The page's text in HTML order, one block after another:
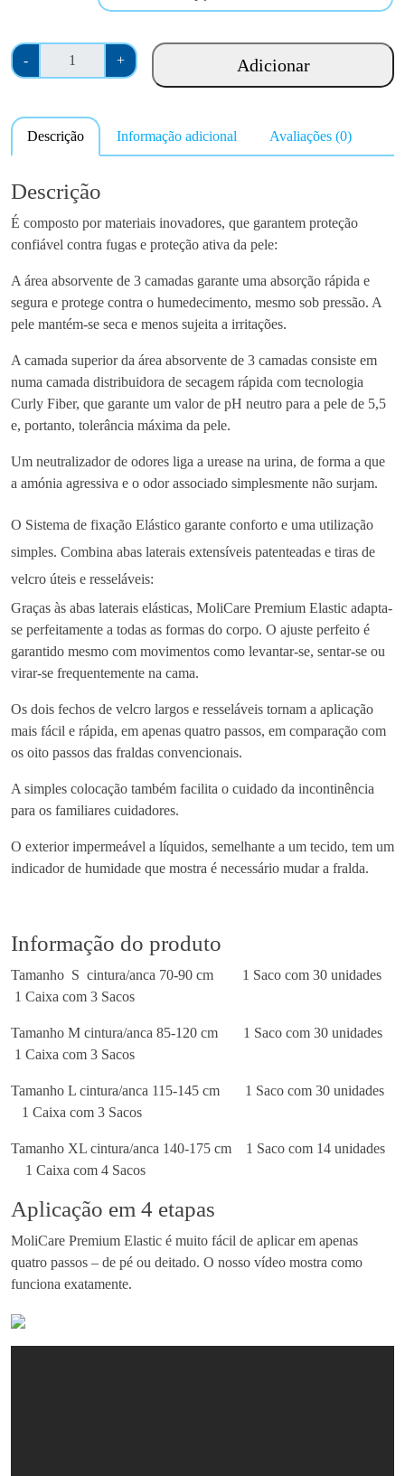
u
€
0
-
Q
u
n
i
d
a
d
e
e
M
o
i
c
a
e
®
r
e
u
m
E
a
c
7
o
t
+ Adicionar
Descrição Informação adicional Avaliações (0)
Descrição
É composto por materiais inovadores, que garantem proteção
confiável contra fugas e proteção ativa da pele:
A área absorvente de 3 camadas garante uma absorção rápida e
segura e protege contra o humedecimento, mesmo sob pressão. A
pele mantém-se seca e menos sujeita a irritações.
A camada superior da área absorvente de 3 camadas consiste em
numa camada distribuidora de secagem rápida com tecnologia
Curly Fiber, que garante um valor de pH neutro para a pele de 5,5
e, portanto, tolerância máxima da pele.
Um neutralizador de odores liga a urease na urina, de forma a que
a amónia agressiva e o odor associado simplesmente não surjam.
O Sistema de fixação Elástico garante conforto e uma utilização
simples. Combina abas laterais extensíveis patenteadas e tiras de
velcro úteis e resseláveis:
Graças às abas laterais elásticas, MoliCare Premium Elastic adapta-
se perfeitamente a todas as formas do corpo. O ajuste perfeito é
garantido mesmo com movimentos como levantar-se, sentar-se ou
virar-se frequentemente na cama.
Os dois fechos de velcro largos e resseláveis tornam a aplicação
mais fácil e rápida, em apenas quatro passos, em comparação com
os oito passos das fraldas convencionais.
A simples colocação também facilita o cuidado da incontinência
para os familiares cuidadores.
O exterior impermeável a líquidos, semelhante a um tecido, tem um
indicador de humidade que mostra é necessário mudar a fralda.
Informação do produto
Tamanho S cintura/anca 70-90 cm 1 Saco com 30 unidades
1 Caixa com 3 Sacos
Tamanho M cintura/anca 85-120 cm 1 Saco com 30 unidades
1 Caixa com 3 Sacos
Tamanho L cintura/anca 115-145 cm 1 Saco com 30 unidades
1 Caixa com 3 Sacos
Tamanho XL cintura/anca 140-175 cm 1 Saco com 14 unidades
1 Caixa com 4 Sacos
Aplicação em 4 etapas
MoliCare Premium Elastic é muito fácil de aplicar em apenas
quatro passos – de pé ou deitado. O nosso vídeo mostra como
funciona exatamente.